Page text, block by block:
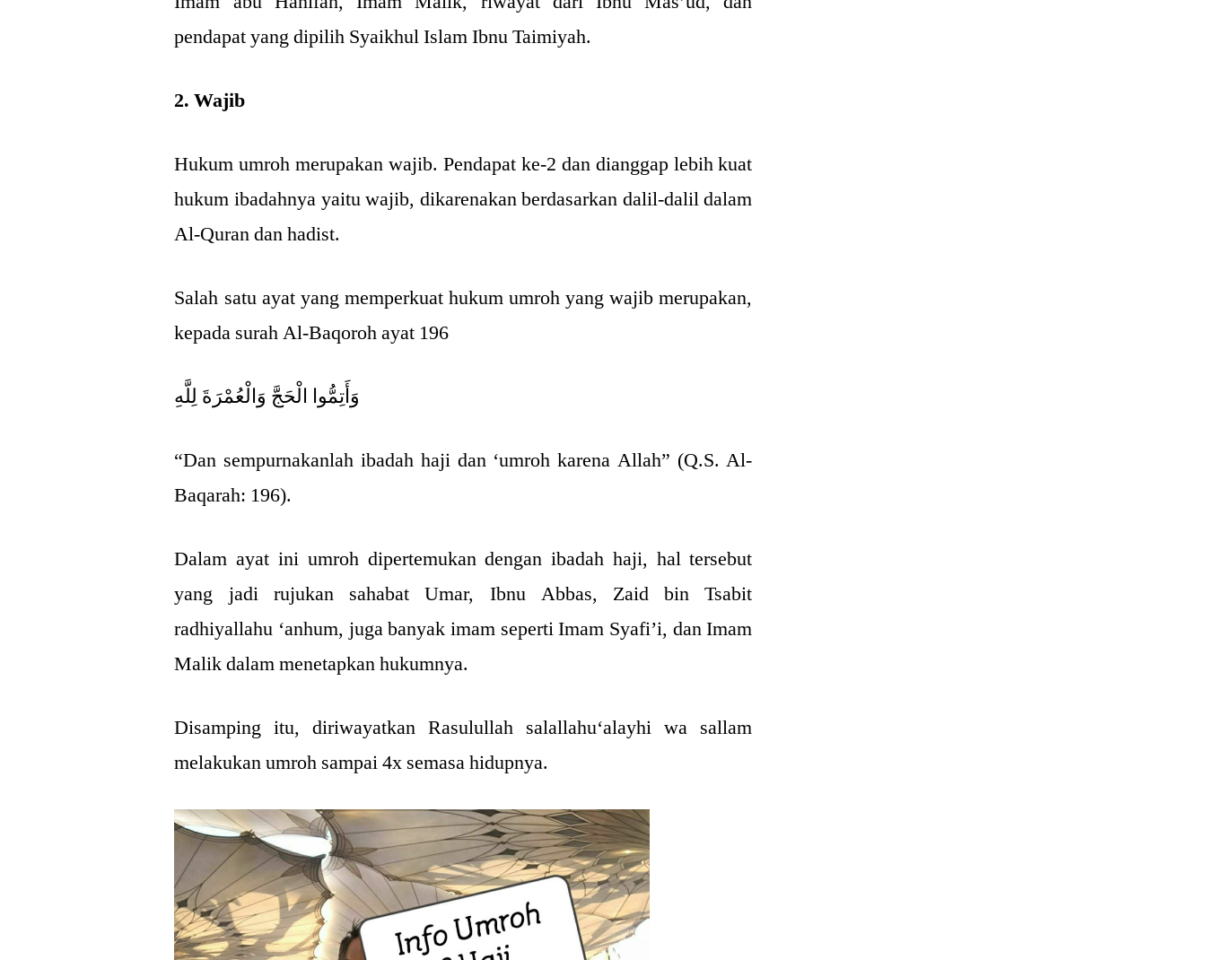
pendapat yang dipilih Syaikhul Islam Ibnu Taimiyah.
2. Wajib
Hukum umroh merupakan wajib. Pendapat ke-2 dan dianggap lebih kuat
hukum ibadahnya yaitu wajib, dikarenakan berdasarkan dalil-dalil dalam
Al-Quran dan hadist.
Salah satu ayat yang memperkuat hukum umroh yang wajib merupakan,
kepada surah Al-Baqoroh ayat 196
وَأَتِمُّوا الْحَجَّ وَالْعُمْرَةَ لِلَّهِ
“Dan sempurnakanlah ibadah haji dan ‘umroh karena Allah” (Q.S. Al-
Baqarah: 196).
Dalam ayat ini umroh dipertemukan dengan ibadah haji, hal tersebut
yang jadi rujukan sahabat Umar, Ibnu Abbas, Zaid bin Tsabit
radhiyallahu ‘anhum, juga banyak imam seperti Imam Syafi’i, dan Imam
Malik dalam menetapkan hukumnya.
Disamping itu, diriwayatkan Rasulullah salallahu‘alayhi wa sallam
melakukan umroh sampai 4x semasa hidupnya.